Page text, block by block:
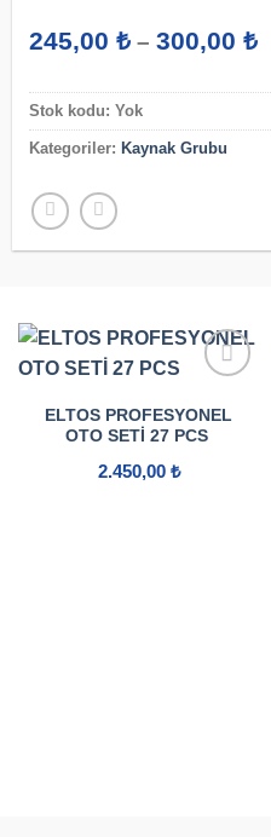
245,00 ₺ – 300,00 ₺
-
Stok kodu: Yok
Kategoriler: Kaynak Grubu
ELTOS PROFESYONEL
OTO SETI 27 PCS
2.450,00 ₺